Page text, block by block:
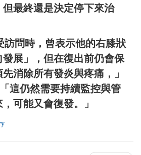
最終還是決定停下來治
訪問時，曾表示他的右膝狀
展」，但在復出前仍會保
消除所有發炎與疼痛，」
這仍然需要持續監控與管
可能又會復發。」